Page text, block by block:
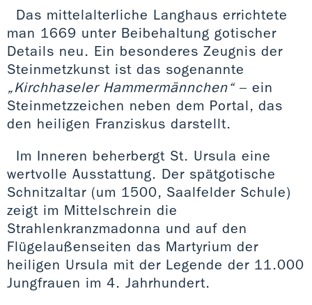
Das mittelalterliche Langhaus errichtete
man 1669 unter Beibehaltung gotischer
Details neu. Ein besonderes Zeugnis der
Steinmetzkunst ist das sogenannte
„Kirchhaseler Hammermännchen“– ein
Steinmetzzeichen neben dem Portal, das
den heiligen Franziskus darstellt.
Im Inneren beherbergt St. Ursula eine
wertvolle Ausstattung. Der spätgotische
Schnitzaltar (um 1500, Saalfelder Schule)
zeigt im Mittelschrein die
Strahlenkranzmadonna und auf den
Flügelaußenseiten das Martyrium der
heiligen Ursula mit der Legende der 11.000
Jungfrauen im 4. Jahrhundert.